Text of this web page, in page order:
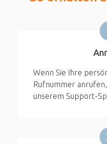
Wenn Sie Ihre
Rufnummer
unserem Support-